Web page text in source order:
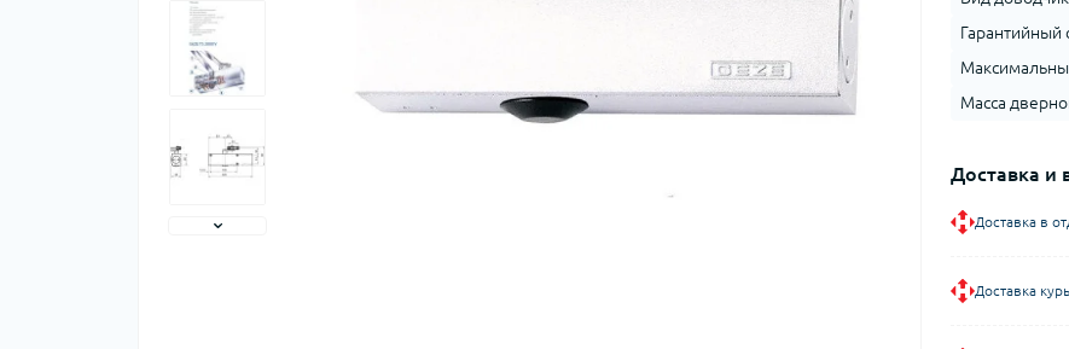
Гарантийный
Масса
Доставка и
Доставка в
Доставка